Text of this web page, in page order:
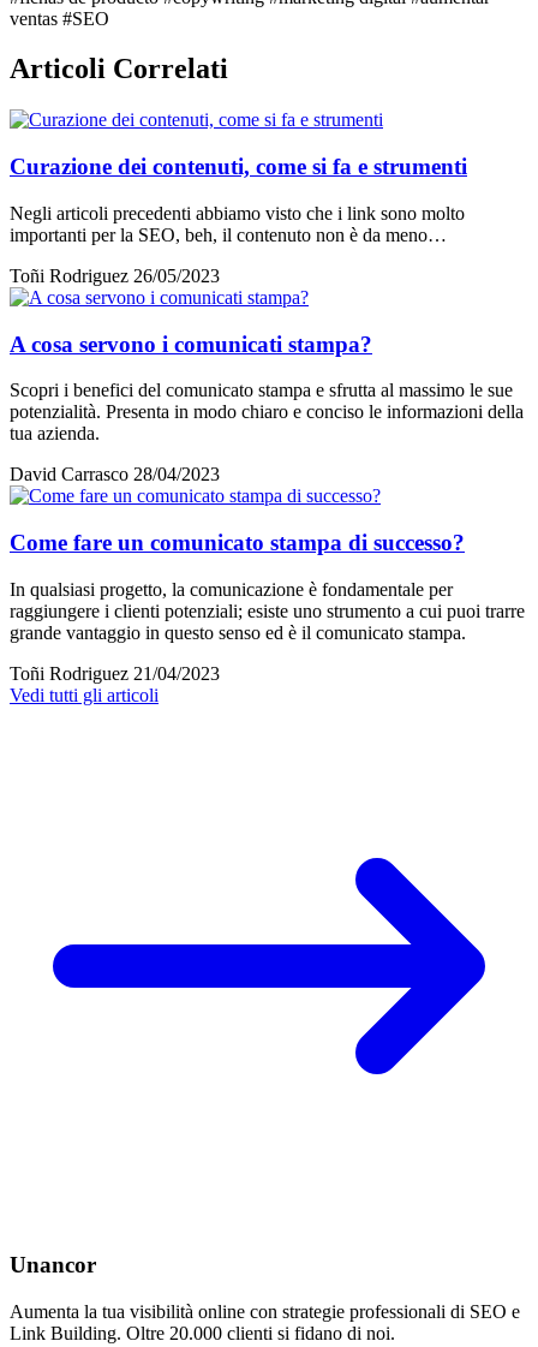
ventas #SEO
Articoli Correlati
Curazione dei contenuti, come si fa e strumenti
Negli articoli precedenti abbiamo visto che i link sono molto
importanti per la SEO, beh, il contenuto non è da meno…
Toñi Rodriguez 26/05/2023
A cosa servono i comunicati stampa?
Scopri i benefici del comunicato stampa e sfrutta al massimo le sue
potenzialità. Presenta in modo chiaro e conciso le informazioni della
tua azienda.
David Carrasco 28/04/2023
Come fare un comunicato stampa di successo?
In qualsiasi progetto, la comunicazione è fondamentale per
raggiungere i clienti potenziali; esiste uno strumento a cui puoi trarre
grande vantaggio in questo senso ed è il comunicato stampa.
Toñi Rodriguez 21/04/2023
Vedi tutti gli articoli
Unancor
Aumenta la tua visibilità online con strategie professionali di SEO e
Link Building. Oltre 20.000 clienti si fidano di noi.